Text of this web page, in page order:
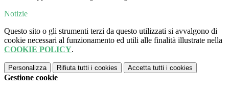
Notizie
Questo sito o gli strumenti terzi da questo utilizzati si avvalgono di
cookie necessari al funzionamento ed utili alle finalità illustrate nella
COOKIE POLICY.
Personalizza Rifiuta tutti i cookies Accetta tutti i cookies
Gestione cookie